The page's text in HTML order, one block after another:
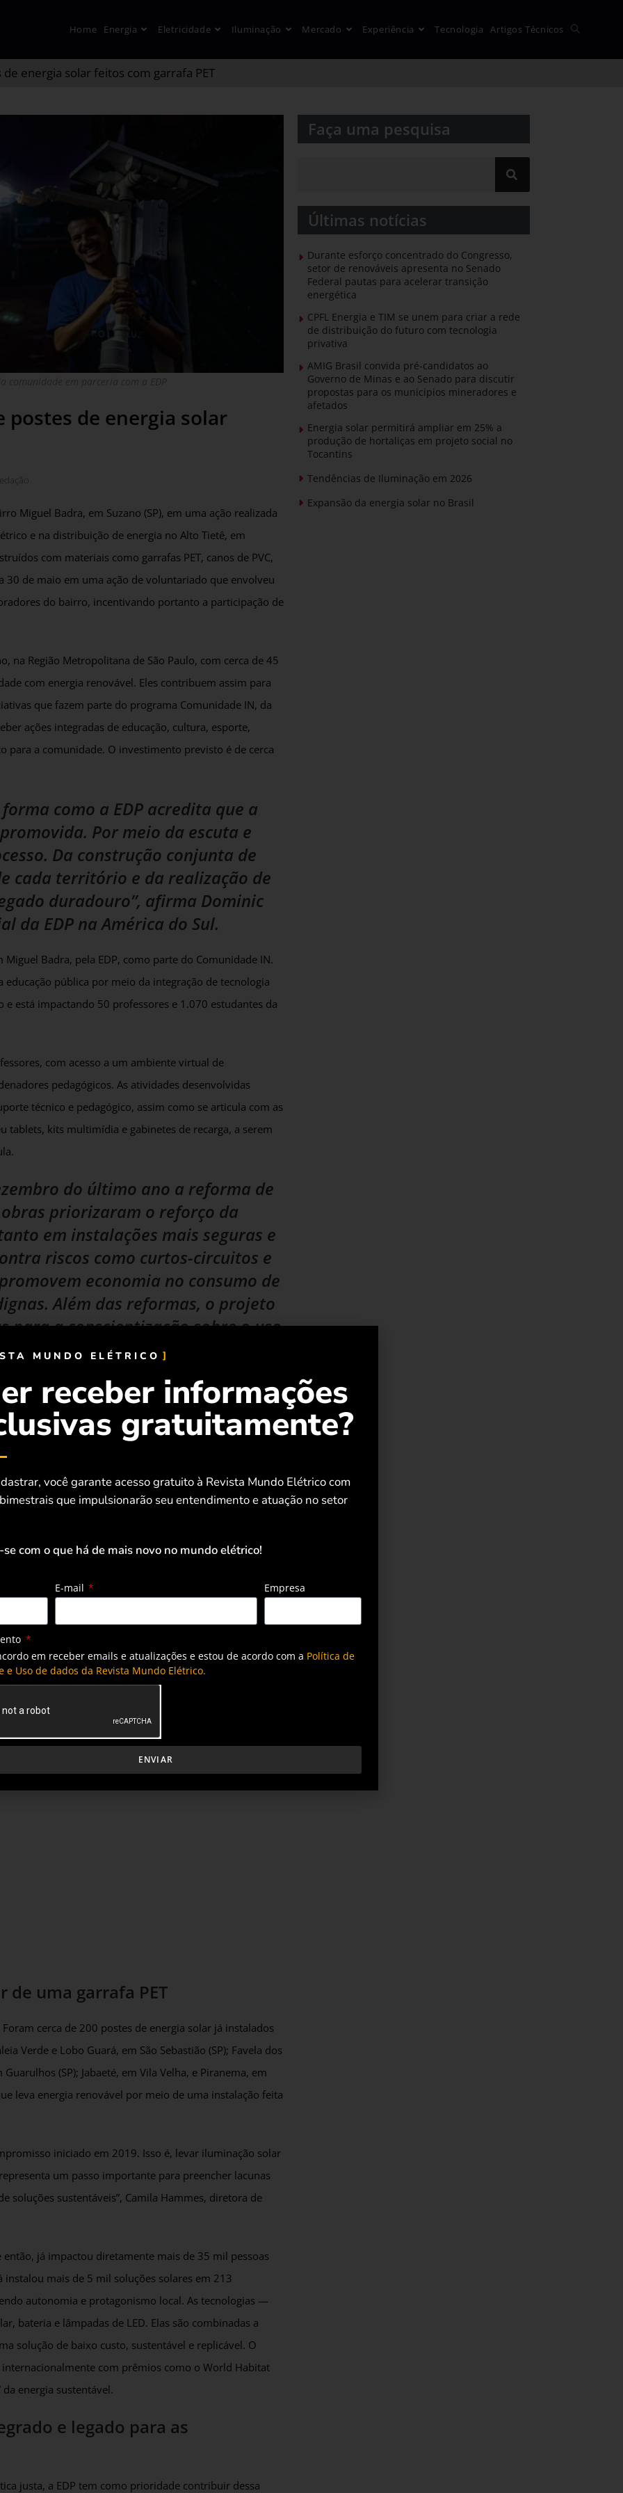
Home Energia Eletricidade Iluminação Mercado Experiência Tecnologia Artigos Técnicos
energia solar feitos com garrafa PET
postes de energia solar
Miguel Badra, em Suzano (SP), em uma ação realizada
e na distribuição de energia no Alto Tietê, em
com materiais como garrafas PET, canos de PVC,
30 de maio em uma ação de voluntariado que envolveu
do bairro, incentivando portanto a participação de
na Região Metropolitana de São Paulo, com cerca de 45
com energia renovável. Eles contribuem assim para
que fazem parte do programa Comunidade IN, da
ações integradas de educação, cultura, esporte,
para a comunidade. O investimento previsto é de cerca
como a EDP acredita que a
Por meio da escuta e
Da construção conjunta de
cada território e da realização de
duradouro”, afirma Dominic
da EDP na América do Sul.
Badra, pela EDP, como parte do Comunidade IN.
pública por meio da integração de tecnologia
está impactando 50 professores e 1.070 estudantes da
com acesso a um ambiente virtual de
pedagógicos. As atividades desenvolvidas
técnico e pedagógico, assim como se articula com as
tablets, kits multimídia e gabinetes de recarga, a serem
do último ano a reforma de
priorizaram o reforço da
em instalações mais seguras e
riscos como curtos-circuitos e
economia no consumo de
Além das reformas, o projeto
a conscientização sobre o uso
consciente de energia,
necessidades das famílias.
Ele é uma parceria com a Associação de
uma organização social fundada em 1999 por um
teatro e percussão para cerca de 200 crianças e
Brasílio Menezes da Fonseca, EE Vereador Antônio
uma garrafa PET
cerca de 200 postes de energia solar já instalados
Verde e Lobo Guará, em São Sebastião (SP); Favela dos
(SP); Jabaeté, em Vila Velha, e Piranema, em
leva energia renovável por meio de uma instalação feita
iniciado em 2019. Isso é, levar iluminação solar
um passo importante para preencher lacunas
soluções sustentáveis”, Camila Hammes, diretora de
já impactou diretamente mais de 35 mil pessoas
instalou mais de 5 mil soluções solares em 213
autonomia e protagonismo local. As tecnologias —
bateria e lâmpadas de LED. Elas são combinadas a
solução de baixo custo, sustentável e replicável. O
com prêmios como o World Habitat
energia sustentável.
e legado para as
justa, a EDP tem como prioridade contribuir dessa
Faça uma pesquisa​​
Últimas notícias
Durante esforço concentrado do Congresso,
setor de renováveis apresenta no Senado
Federal pautas para acelerar transição
energética
CPFL Energia e TIM se unem para criar a rede
de distribuição do futuro com tecnologia
privativa
AMIG Brasil convida pré-candidatos ao
Governo de Minas e ao Senado para discutir
propostas para os municípios mineradores e
afetados
Energia solar permitirá ampliar em 25% a
produção de hortaliças em projeto social no
Tocantins
Tendências de Iluminação em 2026
Expansão da energia solar no Brasil
MUNDO ELÉTRICO
receber informações
gratuitamente?
você garante acesso gratuito à Revista Mundo Elétrico com
que impulsionarão seu entendimento e atuação no setor
se com o que há de mais novo no mundo elétrico!
E-mail Empresa
em receber emails e atualizações e estou de acordo com a Política de
e Uso de dados da Revista Mundo Elétrico.
ENVIAR